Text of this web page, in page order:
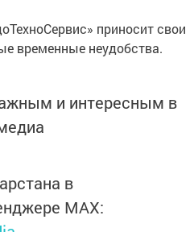
приносит свои
временные неудобства.
и интересным в
в
MАХ: